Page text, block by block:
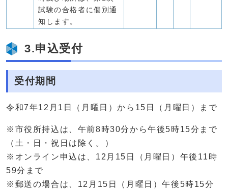
試験の合格者に個別通
知します。
3.申込受付
受付期間
令和7年12月1日（月曜日）から15日（月曜日）まで
※市役所持込は、午前8時30分から午後5時15分まで
（土・日・祝日は除く。）
※オンライン申込は、12月15日（月曜日）午後11時
59分まで
※郵送の場合は、12月15日（月曜日）午後5時15分